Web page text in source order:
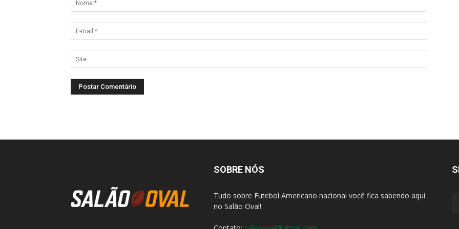
SOBRE NÓS
Tudo sobre Futebol Americano nacional você fica sabendo aqui
no Salão Oval!